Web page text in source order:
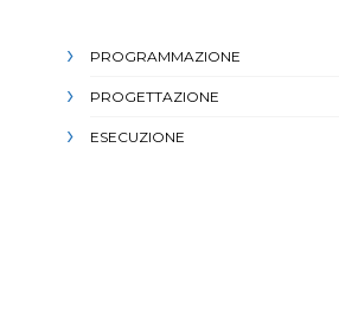
PROGRAMMAZIONE
PROGETTAZIONE
ESECUZIONE